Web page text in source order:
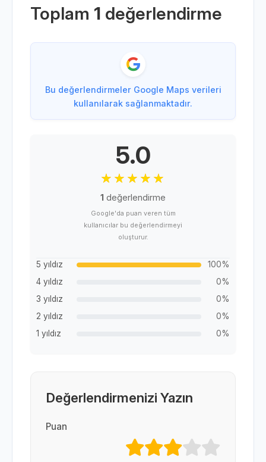
Toplam 1 değerlendirme
Bu değerlendirmeler Google Maps verileri
kullanılarak sağlanmaktadır.
5.0
1 değerlendirme
Google'da puan veren tüm
kullanıcılar bu değerlendirmeyi
oluşturur.
5 yıldız
100%
4 yıldız
0%
3 yıldız
0%
2 yıldız
0%
1 yıldız
0%
Değerlendirmenizi Yazın
Puan